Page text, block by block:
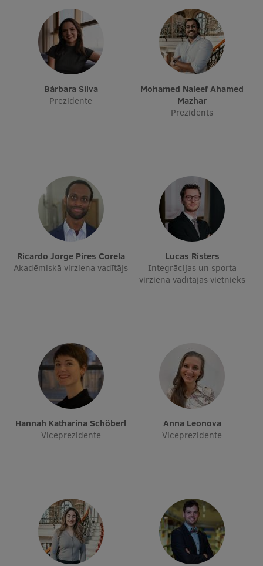
Par RSU
Studentu dzīve
Studiju norises vietas
Struktūra
Vēsture un tradīcijas
Identitāte
RSU fonds
Aula
Projekti
Reitingi
Virtuālā tūre
Ilgtspējīga attīstība
Studiju un vides pieejamība
Mūžizglītība
Bárbara Silva
Prezidente
Mohamed Naleef Ahamed
Mazhar
Prezidents
Ricardo Jorge Pires Corela
Akadēmiskā virziena vadītājs
Lucas Risters
Integrācijas un sporta
virziena vadītājas vietnieks
Hannah Katharina Schöberl
Viceprezidente
Anna Leonova
Viceprezidente